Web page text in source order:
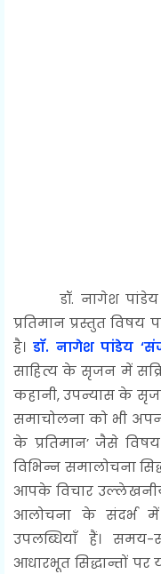
डॉ. नागेश पांडेय
प्रतिमान प्रस्तुत
है। डॉ. नागेश पांडेय
साहित्य के सृजन में
कहानी, उपन्यास के
समाचोलना को भी
के प्रतिमान’ जैसे
विभिन्न समालोचना
आपके विचार उल्लेखनीय
आलोचना के संदर्भ में
उपलब्धियाँ हैं।
आधारभूत सिद्धान्तों पर